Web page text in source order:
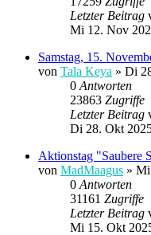
Letzter Beitrag
Mi 12. Nov
Samstag, 15.
von Tala Keya » Di
0 Antworten
23863 Zugriffe
Letzter Beitrag
Di 28. Okt
Aktionstag "Saubere
von MadMaagus »
0 Antworten
31161 Zugriffe
Letzter Beitrag
Mi 15. Okt